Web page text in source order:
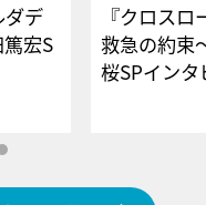
ダデ
宏S
ー
『クロス
救急の約束
桜SPイ